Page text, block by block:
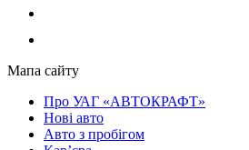
Мапа сайту
Про УАГ «АВТОКРАФТ»
Нові авто
Авто з пробігом